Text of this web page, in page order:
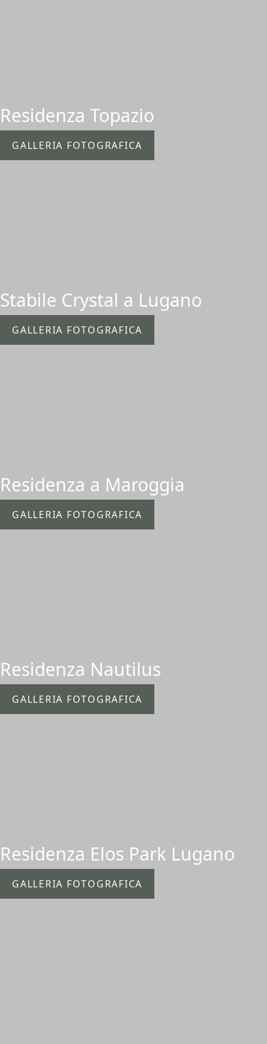
Residenza Topazio
GALLERIA FOTOGRAFICA
Stabile Crystal a Lugano
GALLERIA FOTOGRAFICA
Residenza a Maroggia
GALLERIA FOTOGRAFICA
Residenza Nautilus
GALLERIA FOTOGRAFICA
Residenza Elos Park Lugano
GALLERIA FOTOGRAFICA